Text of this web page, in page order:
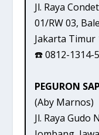
Jl. Raya
01/RW 03,
Jakarta Timur
☎️ 0812-1314-
PEGURON
(Aby Marnos)
Jl. Raya Gudo